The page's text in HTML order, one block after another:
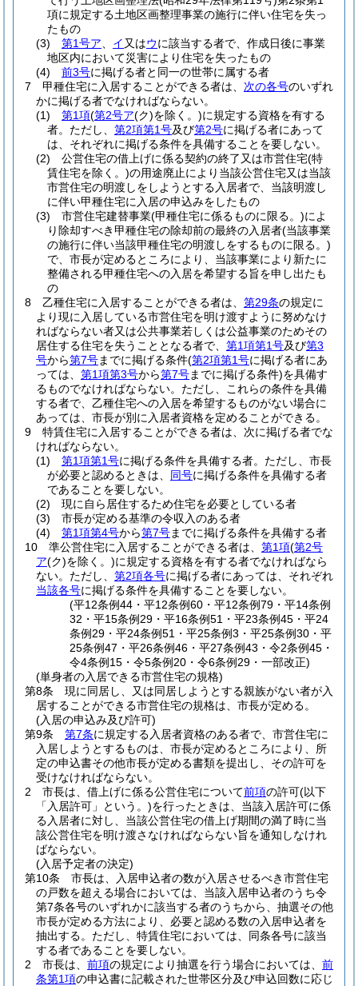
項に規定する土地区画整理事業の施行に伴い住宅を失っ
たもの
(3)
第1号ア イ 又はウに該当する者で、作成日後に事業
地区内において災害により住宅を失ったもの
(4)
前3号に掲げる者と同一の世帯に属する者
7
甲種住宅に入居することができる者は、 次の各号のいずれ
かに掲げる者でなければならない。
(1)
第1項(第2号ア(ク)を除く。)に規定する資格を有する
者。 ただし、 第2項第1号及び第2号に掲げる者にあって
は、それぞれに掲げる条件を具備することを要しない。
(2)
公営住宅の借上げに係る契約の終了又は市営住宅(特
賃住宅を除く。)の用途廃止により当該公営住宅又は当該
市営住宅の明渡しをしようとする入居者で、当該明渡し
に伴い甲種住宅に入居の申込みをしたもの
(3)
市営住宅建替事業(甲種住宅に係るものに限る。)によ
り除却すべき甲種住宅の除却前の最終の入居者(当該事業
の施行に伴い当該甲種住宅の明渡しをするものに限る。)
で、市長が定めるところにより、当該事業により新たに
整備される甲種住宅への入居を希望する旨を申し出たも
の
8
乙種住宅に入居することができる者は、 第29条の規定に
より現に入居している市営住宅を明け渡すように努めなけ
ればならない者又は公共事業若しくは公益事業のためその
居住する住宅を失うこととなる者で、 第1項第1号及び第3
号から第7号までに掲げる条件(第2項第1号に掲げる者にあ
っては、 第1項第3号から第7号までに掲げる条件)を具備す
るものでなければならない。 ただし、これらの条件を具備
する者で、乙種住宅への入居を希望するものがない場合に
あっては、市長が別に入居者資格を定めることができる。
9
特賃住宅に入居することができる者は、次に掲げる者でな
ければならない。
(1)
第1項第1号に掲げる条件を具備する者。 ただし、市長
が必要と認めるときは、 同号に掲げる条件を具備する者
であることを要しない。
(2)
現に自ら居住するため住宅を必要としている者
(3)
市長が定める基準の令収入のある者
(4)
第1項第4号から第7号までに掲げる条件を具備する者
10
準公営住宅に入居することができる者は、 第1項(第2号
ア(ク)を除く。)に規定する資格を有する者でなければなら
ない。 ただし、 第2項各号に掲げる者にあっては、それぞれ
当該各号に掲げる条件を具備することを要しない。
(平12条例44・平12条例60・平12条例79・平14条例
32・平15条例29・平16条例51・平23条例45・平24
条例29・平24条例51・平25条例3・平25条例30・平
25条例47・平26条例46・平27条例43・令2条例45・
令4条例15・令5条例20・令6条例29・一部改正)
(単身者の入居できる市営住宅の規格)
第8条
現に同居し、又は同居しようとする親族がない者が入
居することができる市営住宅の規格は、市長が定める。
(入居の申込み及び許可)
第9条
第7条に規定する入居者資格のある者で、市営住宅に
入居しようとするものは、市長が定めるところにより、所
定の申込書その他市長が定める書類を提出し、その許可を
受けなければならない。
2
市長は、借上げに係る公営住宅について前項の許可(以下
「入居許可」という。)を行ったときは、当該入居許可に係
る入居者に対し、当該公営住宅の借上げ期間の満了時に当
該公営住宅を明け渡さなければならない旨を通知しなけれ
ばならない。
(入居予定者の決定)
第10条
市長は、入居申込者の数が入居させるべき市営住宅
の戸数を超える場合においては、当該入居申込者のうち令
第7条各号のいずれかに該当する者のうちから、抽選その他
市長が定める方法により、必要と認める数の入居申込者を
抽出する。 ただし、特賃住宅においては、同条各号に該当
する者であることを要しない。
2
市長は、 前項の規定により抽選を行う場合においては、 前
条第1項の申込書に記載された世帯区分及び申込回数に応じ